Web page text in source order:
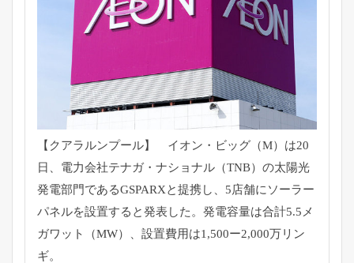
【クアラルンプール】 イオン・ビッグ（M）は20
日、電力会社テナガ・ナショナル（TNB）の太陽光
発電部門であるGSPARXと提携し、5店舗にソーラー
パネルを設置すると発表した。発電容量は合計5.5メ
ガワット（MW）、設置費用は1,500ー2,000万リン
ギ。